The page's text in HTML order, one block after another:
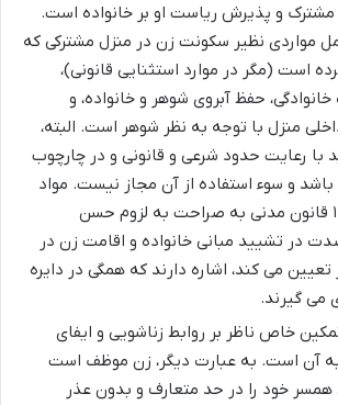
مشترک و پذیرش ریاست او بر خانواده است.
مواردی نظیر سکونت زن در منزل مشترکی که
است (مگر در موارد استثنایی قانونی)،
حفظ آبروی شوهر و خانواده، و
منزل با توجه به نظر شوهر است. البته،
با رعایت حدود شرعی و قانونی و در چارچوب
و سوء استفاده از آن مجاز نیست. مواد
۱۱۰۲، ۱۱۰۳ و ۱۱۰۴ قانون مدنی به صراحت به لزوم حسن
در تشیید مبانی خانواده و اقامت زن در
می کند، اشاره دارند که همگی در دایره
می گیرند.
خاص ناظر بر روابط زناشویی و ایفای
آن است. به عبارت دیگر، زن موظف است
خود را در حد متعارف و بدون عذر